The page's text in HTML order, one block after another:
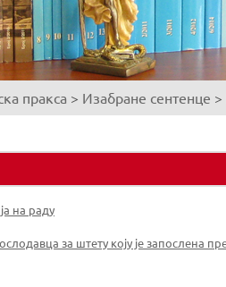
пракса > Изабране сентенце >
на раду
за штету коју је запослена